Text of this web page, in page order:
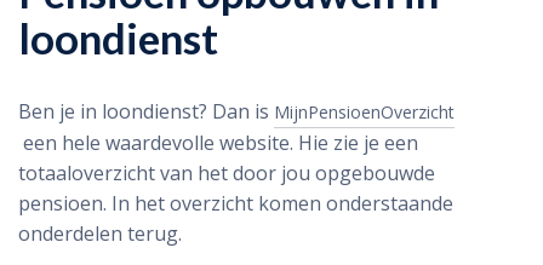
loondienst
Ben je in loondienst? Dan is MijnPensioenOverzicht
een hele waardevolle website. Hie zie je een
totaaloverzicht van het door jou opgebouwde
pensioen. In het overzicht komen onderstaande
onderdelen terug.